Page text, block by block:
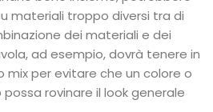
materiali troppo diversi tra di
dei materiali e dei
ad esempio, dovrà tenere in
mix per evitare che un colore o
rovinare il look generale